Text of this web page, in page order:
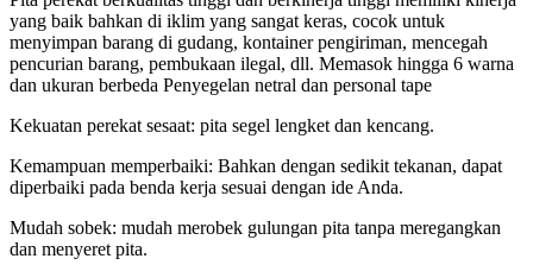
yang baik bahkan di iklim yang sangat keras, cocok untuk
menyimpan barang di gudang, kontainer pengiriman, mencegah
pencurian barang, pembukaan ilegal, dll. Memasok hingga 6 warna
dan ukuran berbeda Penyegelan netral dan personal tape
Kekuatan perekat sesaat: pita segel lengket dan kencang.
Kemampuan memperbaiki: Bahkan dengan sedikit tekanan, dapat
diperbaiki pada benda kerja sesuai dengan ide Anda.
Mudah sobek: mudah merobek gulungan pita tanpa meregangkan
dan menyeret pita.